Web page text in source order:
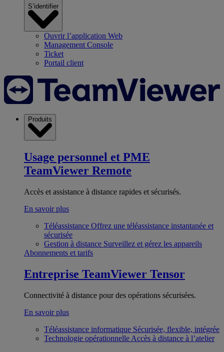
S’identifier
Ouvrir l’application Web
Management Console
Ticket
Portail client
Produits
Usage personnel et PME
TeamViewer Remote
Accès et assistance à distance rapides et sécurisés.
En savoir plus
Téléassistance Offrez une téléassistance instantanée et
sécurisée
Gestion à distance Surveillez et gérez les appareils
Abonnements et tarifs
Entreprise TeamViewer Tensor
Connectivité à distance pour des opérations sécurisées.
En savoir plus
Téléassistance informatique Sécurisée, flexible, intégrée
Technologie opérationnelle Accès à distance à l’atelier